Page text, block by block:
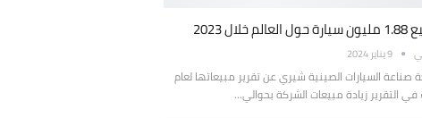
2023
9 يناير 2024
صناعة السيارات الصينية شيري عن تقرير مبيعاتها لعام